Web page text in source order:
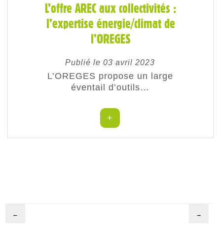
L’offre AREC aux collectivités :
l’expertise énergie/climat de
l’OREGES
Publié le 03 avril 2023
L’OREGES propose un large
éventail d’outils…
+
← →